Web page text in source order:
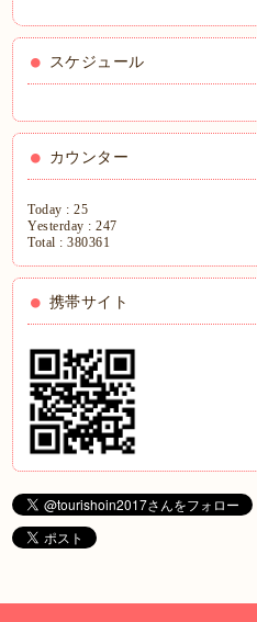
スケジュール
カウンター
Today :25
Yesterday :247
Total :380361
携帯サイト